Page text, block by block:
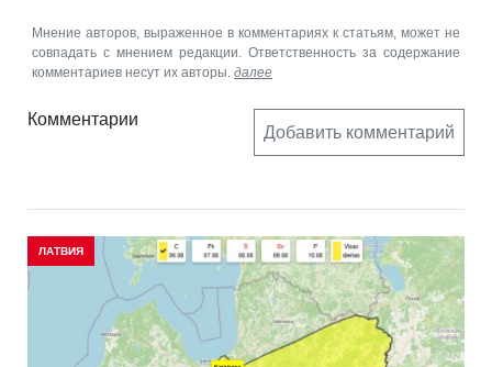
Мнение авторов, выраженное в комментариях к статьям, может не
совпадать с мнением редакции. Ответственность за содержание
комментариев несут их авторы. далее
Комментарии
Добавить комментарий
ЛАТВИЯ